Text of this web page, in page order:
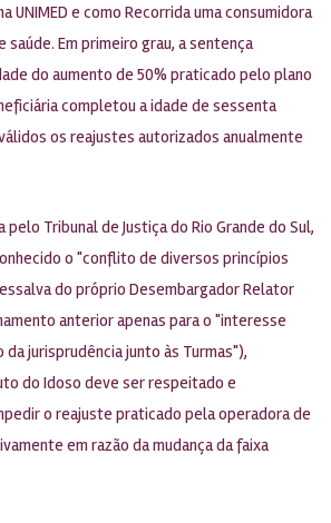
UNIMED e como Recorrida uma consumidora
Em primeiro grau, a sentença
do aumento de 50% praticado pelo plano
completou a idade de sessenta
os reajustes autorizados anualmente
Tribunal de Justiça do Rio Grande do Sul,
o "conflito de diversos princípios
do próprio Desembargador Relator
anterior apenas para o "interesse
da jurisprudência junto às Turmas"),
do Idoso deve ser respeitado e
o reajuste praticado pela operadora de
em razão da mudança da faixa